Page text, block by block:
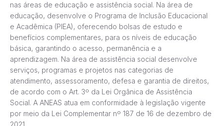
nas áreas de educação e assistência social. Na área de
educação, desenvolve o Programa de Inclusão Educacional
e Acadêmica (PIEA), oferecendo bolsas de estudo e
benefícios complementares, para os níveis de educação
básica, garantindo o acesso, permanência e a
aprendizagem. Na área de assistência social desenvolve
serviços, programas e projetos nas categorias de
atendimento, assessoramento, defesa e garantia de direitos,
de acordo com o Art. 3º da Lei Orgânica de Assistência
Social. A ANEAS atua em conformidade à legislação vigente
por meio da Lei Complementar nº 187 de 16 de dezembro de
2021.